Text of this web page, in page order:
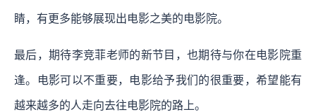
睛，有更多能够展现出电影之美的电影院。
最后，期待李竞菲老师的新节目，也期待与你在电影院重
逢。电影可以不重要，电影给予我们的很重要，希望能有
越来越多的人走向去往电影院的路上。